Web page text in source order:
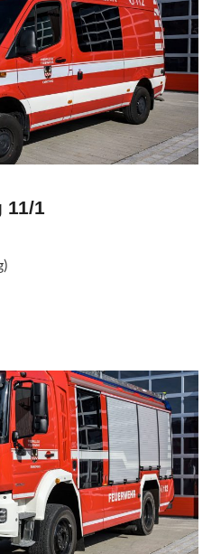
11/1